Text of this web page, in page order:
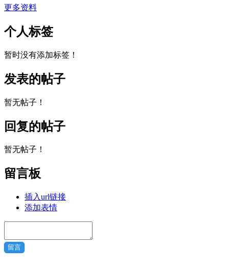
更多资料
个人标签
暂时没有添加标签！
发表的帖子
暂无帖子！
回复的帖子
暂无帖子！
留言板
插入url链接
添加表情
留言